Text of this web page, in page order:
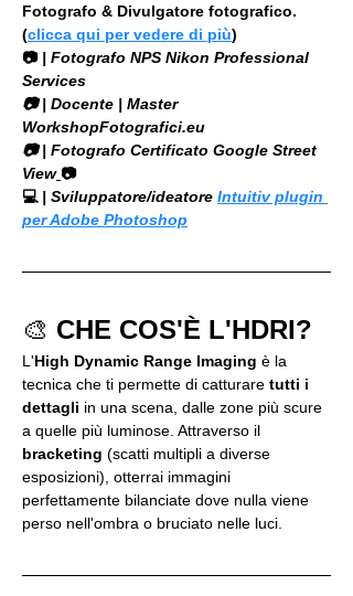
Fotografo & Divulgatore fotografico.
(clicca qui per vedere di più)
📷 | Fotografo NPS Nikon Professional
Services
​📷 | Docente | Master
WorkshopFotografici.eu
📷 | Fotografo Certificato Google Street
View 📷
💻 | Sviluppatore/ideatore Intuitiv plugin
per Adobe Photoshop
🎨 CHE COS'È L'HDRI?
L'High Dynamic Range Imaging è la
tecnica che ti permette di catturare tutti i
dettagli in una scena, dalle zone più scure
a quelle più luminose. Attraverso il
bracketing (scatti multipli a diverse
esposizioni), otterrai immagini
perfettamente bilanciate dove nulla viene
perso nell'ombra o bruciato nelle luci.